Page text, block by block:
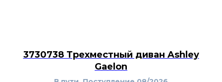
3730738 Трехместный диван Ashley
Gaelon